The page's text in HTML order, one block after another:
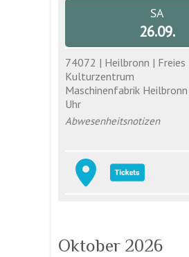
SA
26.09.
74072 | Heilbronn | Freies
Kulturzentrum
Maschinenfabrik Heilbronn
Uhr
Abwesenheitsnotizen
Oktober 2026